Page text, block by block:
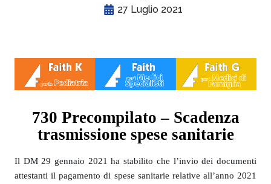
27 Luglio 2021
730 Precompilato – Scadenza
trasmissione spese sanitarie
Il DM 29 gennaio 2021 ha stabilito che l’invio dei documenti
attestanti il pagamento di spese sanitarie relative all’anno 2021